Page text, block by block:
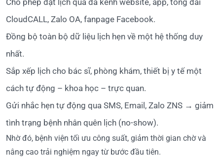
Cho phép đặt lịch qua đa kênh website, app, tổng đài
CloudCALL, Zalo OA, fanpage Facebook.
Đồng bộ toàn bộ dữ liệu lịch hẹn về một hệ thống duy
nhất.
Sắp xếp lịch cho bác sĩ, phòng khám, thiết bị y tế một
cách tự động – khoa học – trực quan.
Gửi nhắc hẹn tự động qua SMS, Email, Zalo ZNS → giảm
tình trạng bệnh nhân quên lịch (no-show).
Nhờ đó, bệnh viện tối ưu công suất, giảm thời gian chờ và
nâng cao trải nghiệm ngay từ bước đầu tiên.